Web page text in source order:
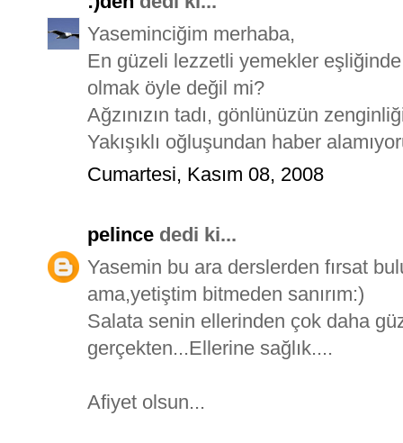
Yaseminciğim merhaba,
En güzeli lezzetli yemekler
olmak öyle değil mi?
Ağzınızın tadı, gönlünüzün
Yakışıklı oğluşundan haber
Cumartesi, Kasım 08, 2008
pelince dedi ki...
Yasemin bu ara derslerden fırsat
ama,yetiştim bitmeden sanırım:)
Salata senin ellerinden çok daha
gerçekten...Ellerine sağlık....
Afiyet olsun...